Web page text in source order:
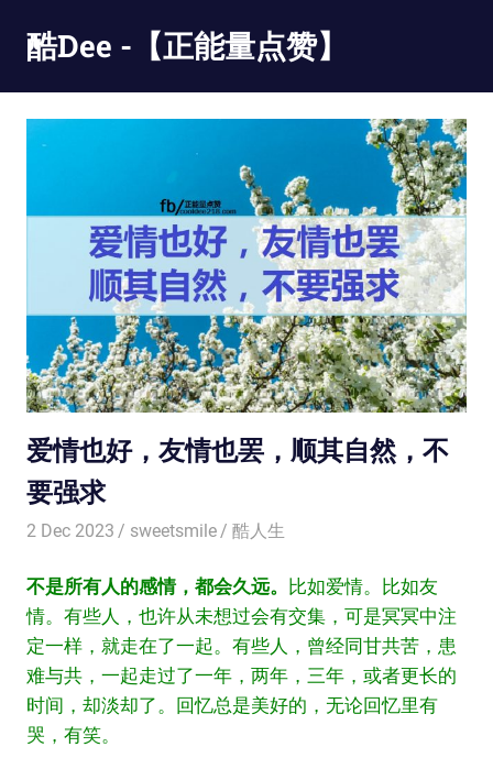
content
酷Dee -【正能量点赞】
爱情也好，友情也罢，顺其自然，不
要强求
2 Dec 2023 sweetsmile 酷人生
不是所有人的感情，都会久远。 比如爱情。比如友
情。有些人，也许从未想过会有交集，可是冥冥中注
定一样，就走在了一起。有些人，曾经同甘共苦，患
难与共，一起走过了一年，两年，三年，或者更长的
时间，却淡却了。回忆总是美好的，无论回忆里有
哭，有笑。